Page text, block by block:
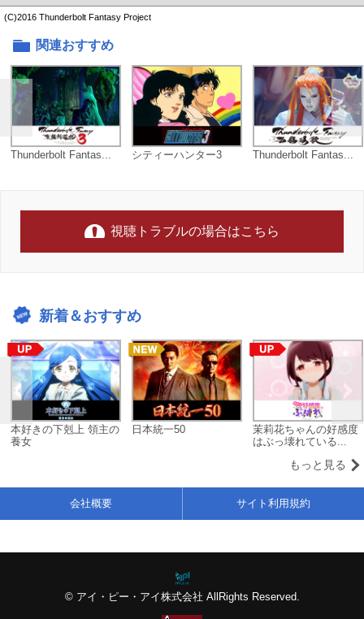
(C)2016 Thunderbolt Fantasy Project
関連おすすめ
Thunderbolt Fantas... シティーハンター3 Thunderbolt Fantas...
視聴トラブルの場合はこちら
新着＆おすすめ
本好きの下剋上 領主の
養女
日本統一50
茉莉花ちゃんの好感度
はぶっ壊れている...
もっと見る
© アイ・ピー・アイ株式会社 AllRights Reserved.
会社概要 サイト利用規約